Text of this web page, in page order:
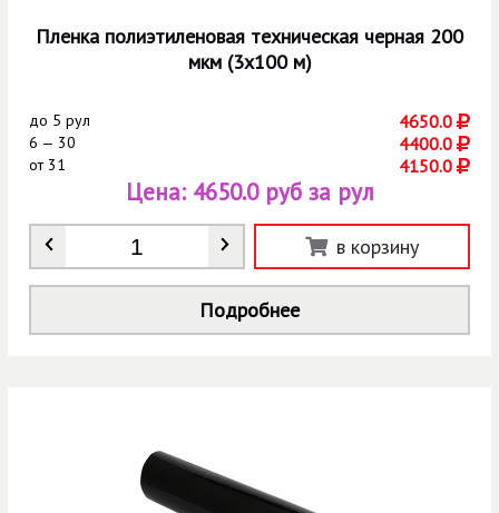
Пленка полиэтиленовая техническая черная 200
мкм (3х100 м)
до 5 рул 4650.0
6 — 30 4400.0
от31 4150.0
Количество
Цена: 4650.0 руб за рул
в корзину
Подробнее